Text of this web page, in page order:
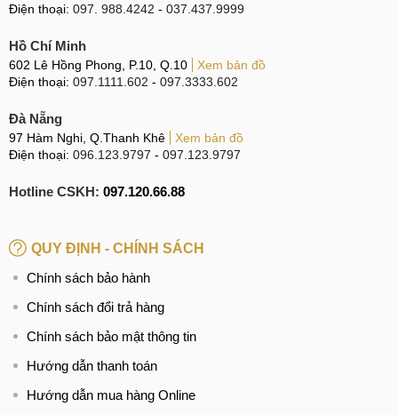
Điện thoại: 097. 988.4242 - 037.437.9999
Hồ Chí Minh
602 Lê Hồng Phong, P.10, Q.10
Xem bản đồ
Điện thoại: 097.1111.602 - 097.3333.602
Đà Nẵng
97 Hàm Nghi, Q.Thanh Khê
Xem bản đồ
Điện thoại: 096.123.9797 - 097.123.9797
Hotline CSKH: 097.120.66.88
QUY ĐỊNH - CHÍNH SÁCH
Chính sách bảo hành
Chính sách đổi trả hàng
Chính sách bảo mật thông tin
Hướng dẫn thanh toán
Hướng dẫn mua hàng Online